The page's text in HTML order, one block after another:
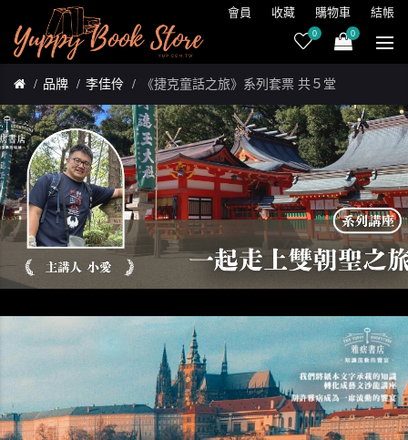
會員 收藏 購物車 結帳
0 0
品牌 李佳伶 《捷克童話之旅》系列套票 共５堂